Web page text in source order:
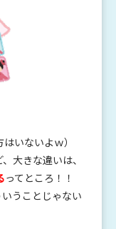
いないよｗ）
大きな違いは、
ってところ！！
うことじゃない